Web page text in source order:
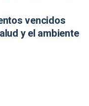
vencidos
y el ambiente